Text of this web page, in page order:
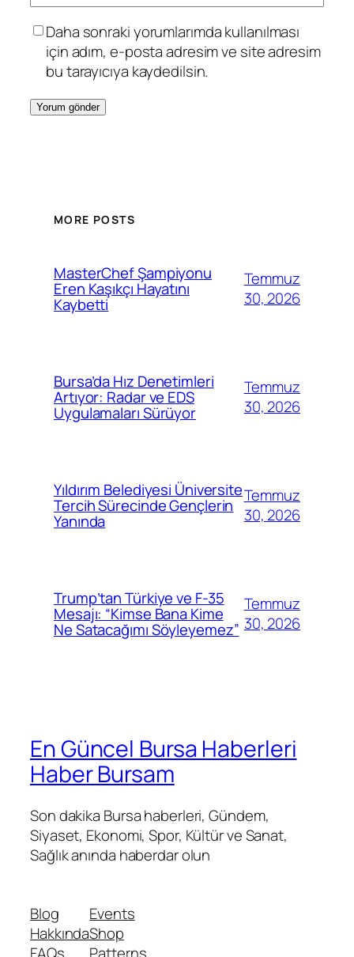
Daha sonraki yorumlarımda kullanılması
için adım, e-posta adresim ve site adresim
bu tarayıcıya kaydedilsin.
MORE POSTS
MasterChef Şampiyonu
Eren Kaşıkçı Hayatını
Kaybetti
Temmuz
30, 2026
Bursa’da Hız Denetimleri
Artıyor: Radar ve EDS
Uygulamaları Sürüyor
Temmuz
30, 2026
Yıldırım Belediyesi Üniversite
Tercih Sürecinde Gençlerin
Yanında
Temmuz
30, 2026
Trump’tan Türkiye ve F-35
Mesajı: “Kimse Bana Kime
Ne Satacağımı Söyleyemez”
Temmuz
30, 2026
En Güncel Bursa Haberleri
Haber Bursam
Son dakika Bursa haberleri, Gündem,
Siyaset, Ekonomi, Spor, Kültür ve Sanat,
Sağlık anında haberdar olun
Blog
Hakkında
FAQs
Events
Shop
Patterns